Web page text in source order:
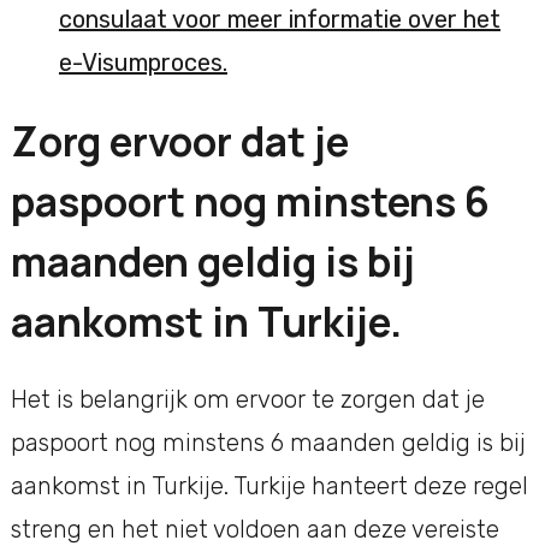
consulaat voor meer informatie over het
e-Visumproces.
Zorg ervoor dat je
paspoort nog minstens 6
maanden geldig is bij
aankomst in Turkije.
Het is belangrijk om ervoor te zorgen dat je
paspoort nog minstens 6 maanden geldig is bij
aankomst in Turkije. Turkije hanteert deze regel
streng en het niet voldoen aan deze vereiste